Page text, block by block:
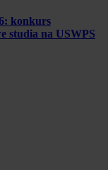
konkurs
studia na USWPS